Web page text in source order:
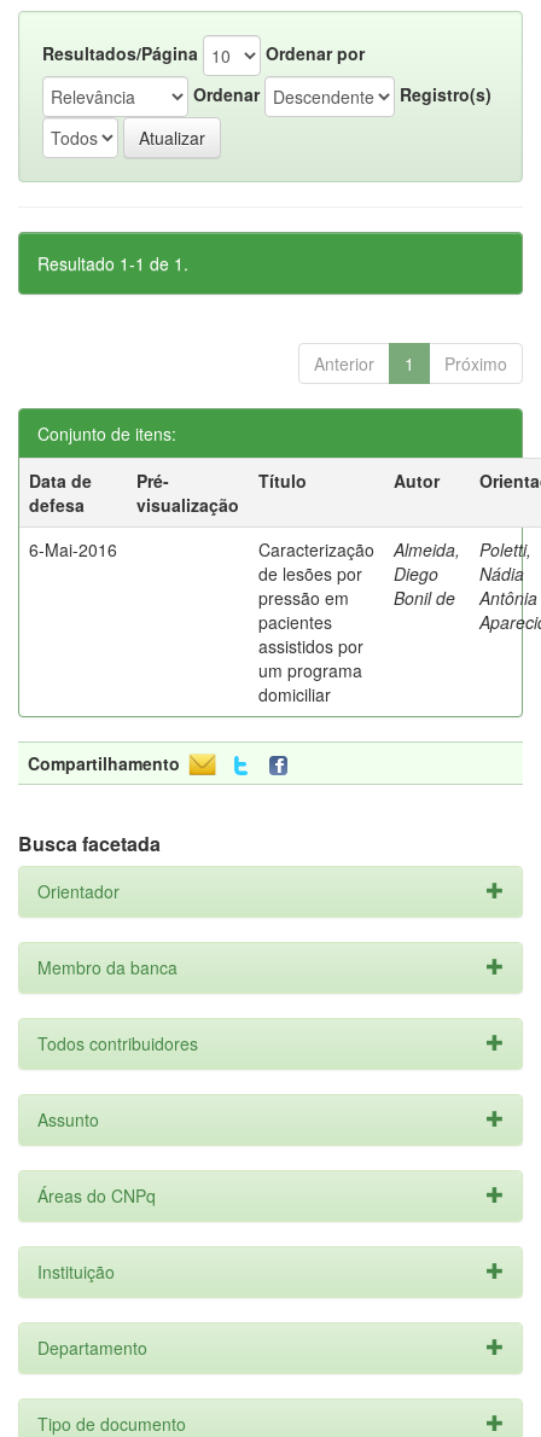
Resultados/Página
Ordenar por
Ordenar
Registro(s)
Resultado 1-1 de 1.
Anterior 1 Próximo
Conjunto de itens:
Data de
defesa
Pré-
visualização
Título Autor
6-Mai-2016
Caracterização
de lesões por
pressão em
pacientes
assistidos por
um programa
domiciliar
Almeida,
Diego
Bonil de
Poletti,
Nádia
Antônia
Compartilhamento
Busca facetada
Orientador
Membro da banca
Todos contribuidores
Assunto
Áreas do CNPq
Instituição
Departamento
Tipo de documento